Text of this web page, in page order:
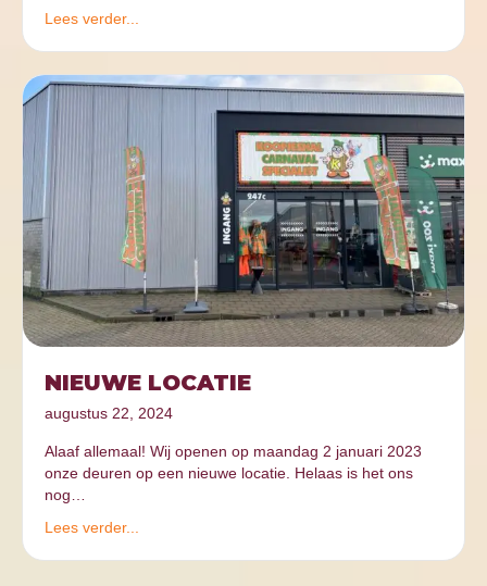
Lees verder...
NIEUWE LOCATIE
augustus 22, 2024
Alaaf allemaal! Wij openen op maandag 2 januari 2023
onze deuren op een nieuwe locatie. Helaas is het ons
nog…
Lees verder...